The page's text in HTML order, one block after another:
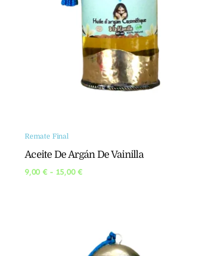
Remate Final
Aceite De Argán De Vainilla
9,00€ - 15,00€Rango